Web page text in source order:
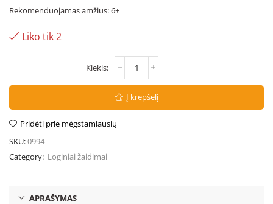
Rekomenduojamas amžius: 6+
Liko tik 2
Į krepšelį
Pridėti prie mėgstamiausių
SKU:0994
Category: Loginiai žaidimai
APRAŠYMAS